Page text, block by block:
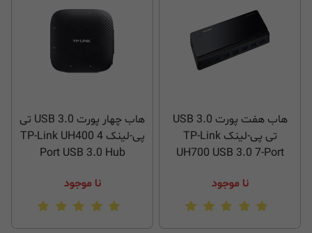
هاب هفت پورت USB 3.0
تی پی-لینک TP-Link
UH700 USB 3.0 7-Port
نا موجود
هاب چهار پورت USB 3.0 تی
پی-لینک TP-Link UH400 4
Port USB 3.0 Hub
نا موجود